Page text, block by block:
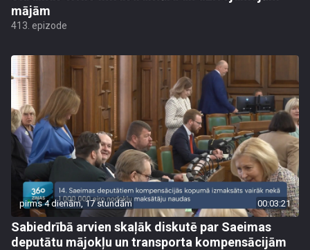
mājām
413. epizode
pirms 4 dienām, 17 stundām 00:03:21
Sabiedrībā arvien skaļāk diskutē par Saeimas
deputātu mājokļu un transporta kompensācijām